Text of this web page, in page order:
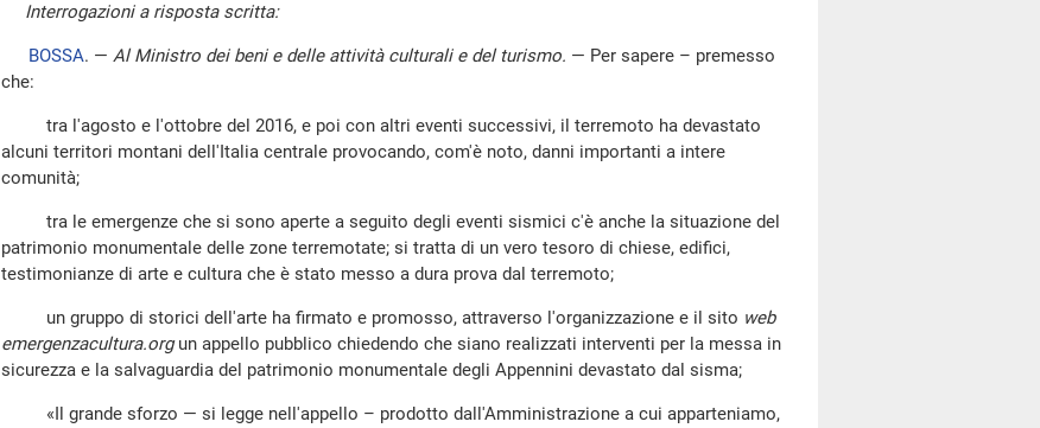
Interrogazioni a risposta scritta:
BOSSA. — Al Ministro dei beni e delle attività culturali e del turismo. — Per sapere – premesso
che:
tra l'agosto e l'ottobre del 2016, e poi con altri eventi successivi, il terremoto ha devastato
alcuni territori montani dell'Italia centrale provocando, com'è noto, danni importanti a intere
comunità;
tra le emergenze che si sono aperte a seguito degli eventi sismici c'è anche la situazione del
patrimonio monumentale delle zone terremotate; si tratta di un vero tesoro di chiese, edifici,
testimonianze di arte e cultura che è stato messo a dura prova dal terremoto;
un gruppo di storici dell'arte ha firmato e promosso, attraverso l'organizzazione e il sito web
emergenzacultura.orgun appello pubblico chiedendo che siano realizzati interventi per la messa in
sicurezza e la salvaguardia del patrimonio monumentale degli Appennini devastato dal sisma;
«Il grande sforzo — si legge nell'appello – prodotto dall'Amministrazione a cui apparteniamo,